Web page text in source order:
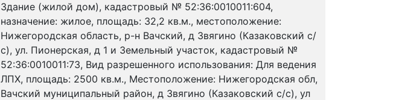
Здание (жилой дом), кадастровый № 52:36:0010011:604,
назначение: жилое, площадь: 32,2 кв.м., местоположение:
Нижегородская область, р-н Вачский, д Звягино (Казаковский с/
с), ул. Пионерская, д 1 и Земельный участок, кадастровый №
52:36:0010011:73, Вид разрешенного использования: Для ведения
ЛПХ, площадь: 2500 кв.м., Местоположение: Нижегородская обл,
Вачский муниципальный район, д Звягино (Казаковский с/с), ул